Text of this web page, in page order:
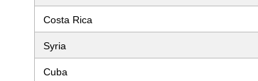
Costa Rica
Syria
Cuba